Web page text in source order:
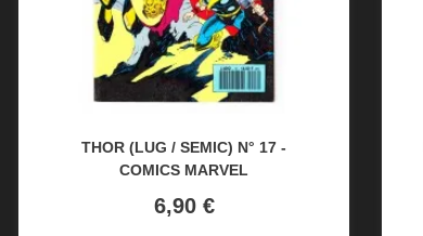
THOR (LUG / SEMIC) N° 17 -
COMICS MARVEL
Prix
6,90 €